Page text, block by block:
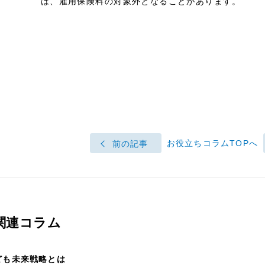
前の記事 お役立ちコラムTOPへ
連コラム
も未来戦略とは